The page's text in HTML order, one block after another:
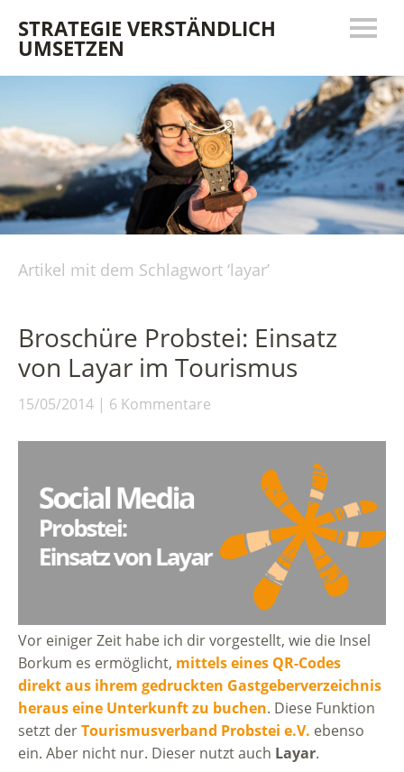
STRATEGIE VERSTÄNDLICH
UMSETZEN
Artikel mit dem Schlagwort ‘layar’
Broschüre Probstei: Einsatz
von Layar im Tourismus
15/05/2014 6 Kommentare
Vor einiger Zeit habe ich dir vorgestellt, wie die Insel
Borkum es ermöglicht, mittels eines QR-Codes
direkt aus ihrem gedruckten Gastgeberverzeichnis
heraus eine Unterkunft zu buchen. Diese Funktion
setzt derTourismusverband Probstei e.V. ebenso
ein. Aber nicht nur. Dieser nutzt auch Layar.